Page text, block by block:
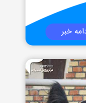
خبر